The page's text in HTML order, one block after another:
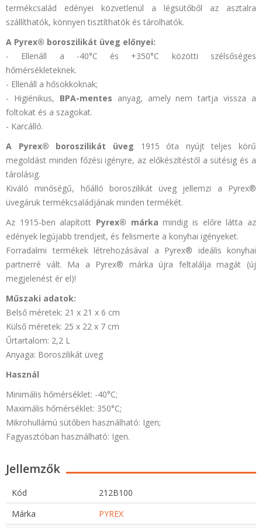
termékcsalád edényei közvetlenül a légsütőből az asztalra
szállíthatók, könnyen tisztíthatók és tárolhatók.
A Pyrex® boroszilikát üveg előnyei:
- Ellenáll a -40°C és +350°C közötti szélsőséges
hőmérsékleteknek.
- Ellenáll a hősokkoknak;
- Higiénikus, BPA-mentes anyag, amely nem tartja vissza a
foltokat és a szagokat.
- Karcálló.
A Pyrex® boroszilikát üveg 1915 óta nyújt teljes körű
megoldást minden főzési igényre, az előkészítéstől a sütésig és a
tárolásig.
Kiváló minőségű, hőálló boroszilikát üveg jellemzi a Pyrex®
üvegáruk termékcsaládjának minden termékét.
Az 1915-ben alapított Pyrex® márka mindig is előre látta az
edények legújabb trendjeit, és felismerte a konyhai igényeket.
Forradalmi termékek létrehozásával a Pyrex® ideális konyhai
partnerré vált. Ma a Pyrex® márka újra feltalálja magát (új
megjelenést ér el)!
Műszaki adatok:
Belső méretek: 21 x 21 x 6 cm
Külső méretek: 25 x 22 x 7 cm
Űrtartalom: 2,2 L
Anyaga: Boroszilikát üveg
Használ
Minimális hőmérséklet: -40°C;
Maximális hőmérséklet: 350°C;
Mikrohullámú sütőben használható: Igen;
Fagyasztóban használható: Igen.
Jellemzők
Kód
212B100
Márka
PYREX